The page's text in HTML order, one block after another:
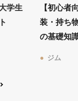
学生
【初心者
装・持ち
の基礎知
ジム